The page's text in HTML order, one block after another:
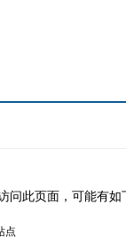
问此页面，可能有如
点